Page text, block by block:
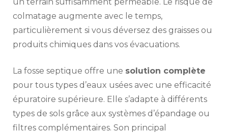
colmatage augmente avec le temps,
particulièrement si vous déversez des graisses ou
produits chimiques dans vos évacuations.
La fosse septique offre une solution complète
pour tous types d’eaux usées avec une efficacité
épuratoire supérieure. Elle s’adapte à différents
types de sols grâce aux systèmes d’épandage ou
filtres complémentaires. Son principal